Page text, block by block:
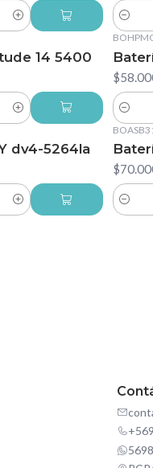
Cantidad
14 5400
Cantidad
dv4-5264la
Cantidad